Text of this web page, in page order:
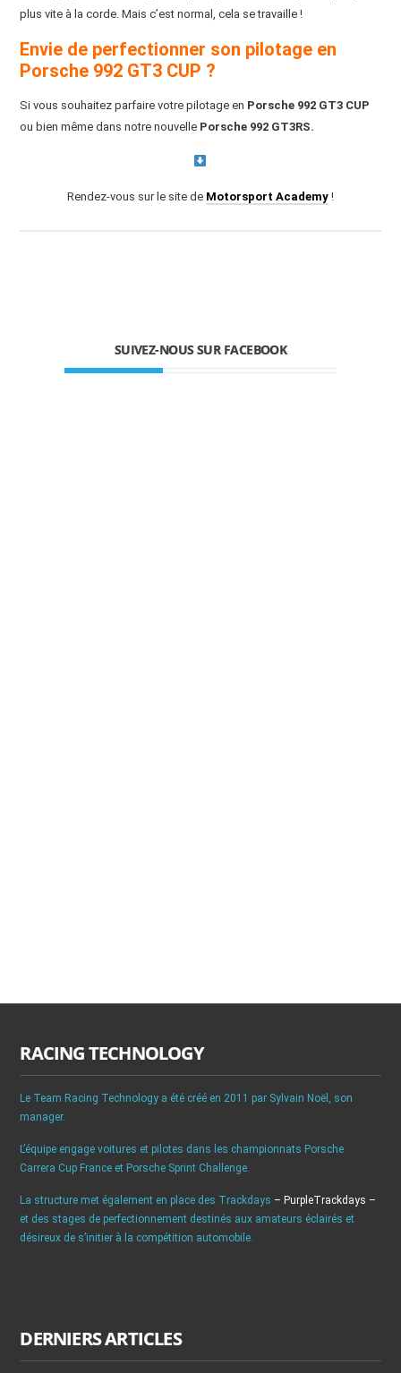
plus vite à la corde. Mais c’est normal, cela se travaille !
Envie de perfectionner son pilotage en
Porsche 992 GT3 CUP ?
Si vous souhaitez parfaire votre pilotage en Porsche 992 GT3 CUP
ou bien même dans notre nouvelle Porsche 992 GT3RS.
Rendez-vous sur le site de Motorsport Academy!
SUIVEZ-NOUS SUR FACEBOOK
RACING TECHNOLOGY
Le Team Racing Technology a été créé en 2011 par Sylvain Noël, son
manager.
L’équipe engage voitures et pilotes dans les championnats Porsche
Carrera Cup France et Porsche Sprint Challenge.
La structure met également en place des Trackdays – PurpleTrackdays –
et des stages de perfectionnement destinés aux amateurs éclairés et
désireux de s’initier à la compétition automobile.
DERNIERS ARTICLES